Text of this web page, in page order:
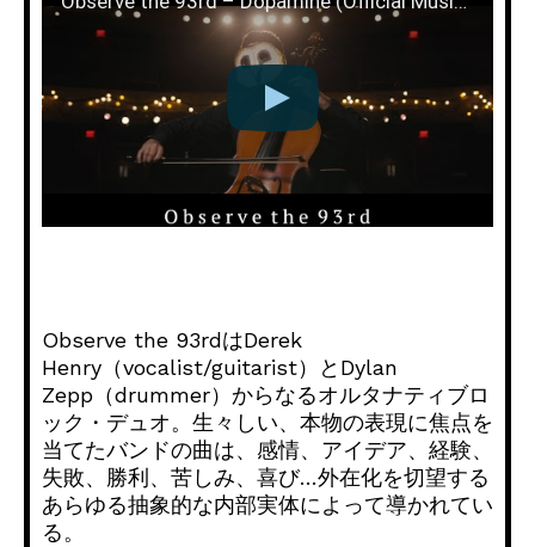
Observe the 93rdはDerek
Henry（vocalist/guitarist）とDylan
Zepp（drummer）からなるオルタナティブロ
ック・デュオ。生々しい、本物の表現に焦点を
当てたバンドの曲は、感情、アイデア、経験、
失敗、勝利、苦しみ、喜び…外在化を切望する
あらゆる抽象的な内部実体によって導かれてい
る。